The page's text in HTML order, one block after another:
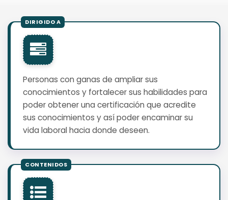
Personas con ganas de ampliar sus
conocimientos y fortalecer sus habilidades para
poder obtener una certificación que acredite
sus conocimientos y así poder encaminar su
vida laboral hacia donde deseen.